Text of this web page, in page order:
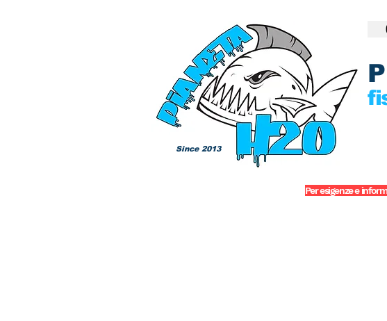
Since 2013
Per esigenze e